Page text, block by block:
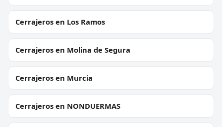
Cerrajeros en Los Ramos
Cerrajeros en Molina de Segura
Cerrajeros en Murcia
Cerrajeros en NONDUERMAS